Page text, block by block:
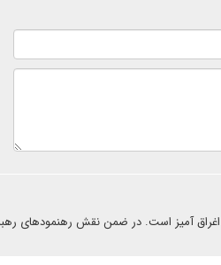
اغراق آمیز است. در ضمن نقش رهنمودهای